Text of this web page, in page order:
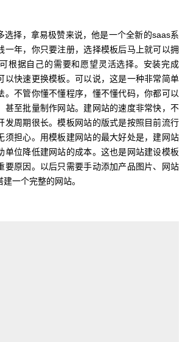
选择，拿易极赞来说，他是一个全新的saas系
一年，你只要注册，选择模板后马上就可以拥
根据自己的需要和愿望灵活选择。安装完成
以快速更换模板。可以说，这是一种非常简单
。不管你懂不懂程序，懂不懂代码，你都可以
甚至批量制作网站。建网站的速度非常快，不
发周期很长。模板网站的版式是按照目前流行
须担心。用模板建网站的最大好处是，建网站
单位降低建网站的成本。这也是网站建设模板
要原因。以后只需要手动添加产品图片、网站
一个完整的网站。